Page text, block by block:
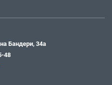
Бандери, 34а
48